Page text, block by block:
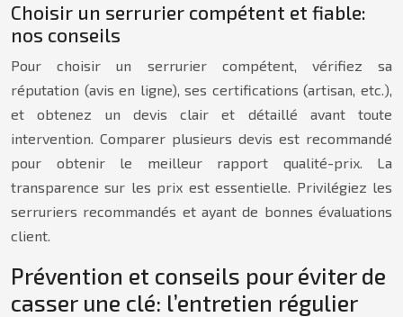
Choisir un serrurier compétent et fiable:
nos conseils
Pour choisir un serrurier compétent, vérifiez sa
réputation (avis en ligne), ses certifications (artisan, etc.),
et obtenez un devis clair et détaillé avant toute
intervention. Comparer plusieurs devis est recommandé
pour obtenir le meilleur rapport qualité-prix. La
transparence sur les prix est essentielle. Privilégiez les
serruriers recommandés et ayant de bonnes évaluations
client.
Prévention et conseils pour éviter de
casser une clé: l’entretien régulier